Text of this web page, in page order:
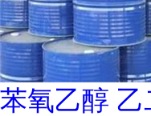
苯氧乙醇